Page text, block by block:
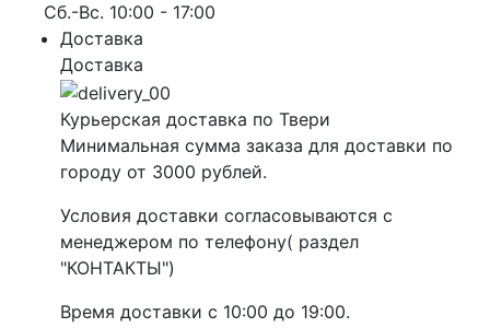
Сб.-Вс. 10:00 - 17:00
Доставка
Доставка
Курьерская доставка по Твери
Минимальная сумма заказа для доставки по
городу от 3000 рублей.
Условия доставки согласовываются с
менеджером по телефону( раздел
"КОНТАКТЫ")
Время доставки с 10:00 до 19:00.